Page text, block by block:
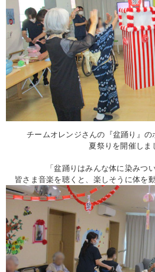
チームオレンジさんの『盆踊り』
夏祭りを開催しま
「盆踊りはみんな体に染みつ
皆さま音楽を聴くと、楽しそうに体を